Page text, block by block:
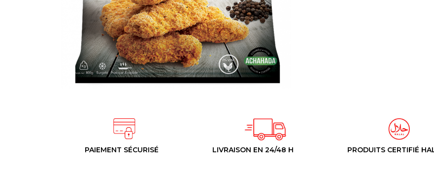
PAIEMENT SÉCURISÉ LIVRAISON EN 24/48 H PRODUITS CERTIFIÉ